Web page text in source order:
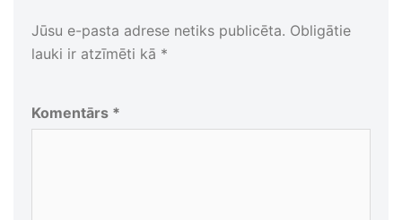
Jūsu e-pasta adrese netiks publicēta. Obligātie
lauki ir atzīmēti kā *
Komentārs *